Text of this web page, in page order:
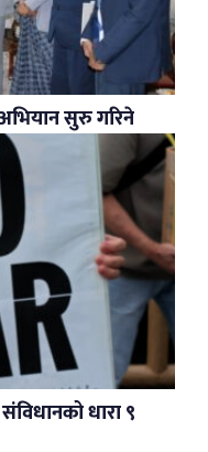
अभियान सुरु गरिने
धारा ९